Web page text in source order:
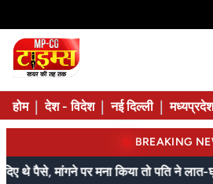
होम देश - विदेश नई दिल्ली मध्यप्रदेश
BREAKING